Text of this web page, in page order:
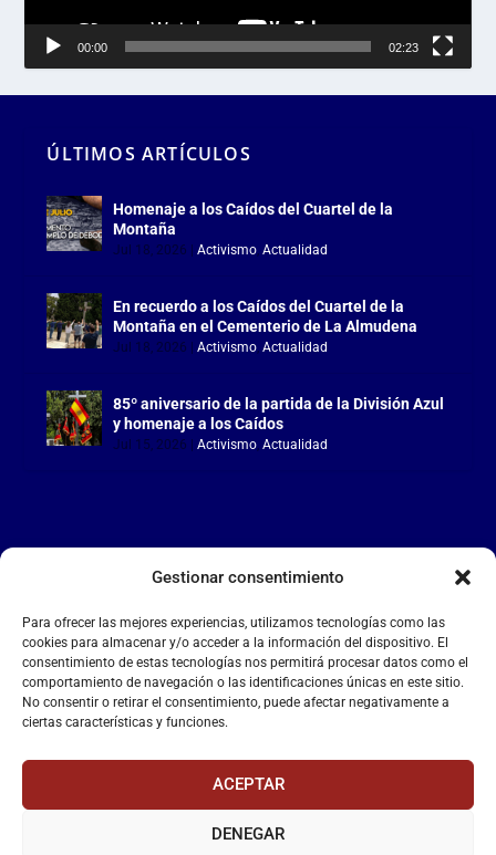
Gestionar consentimiento
Para ofrecer las mejores experiencias, utilizamos tecnologías como las
cookies para almacenar y/o acceder a la información del dispositivo. El
consentimiento de estas tecnologías nos permitirá procesar datos como el
comportamiento de navegación o las identificaciones únicas en este sitio.
No consentir o retirar el consentimiento, puede afectar negativamente a
ciertas características y funciones.
ACEPTAR
DENEGAR
00:00 02:23
ÚLTIMOS ARTÍCULOS
Homenaje a los Caídos del Cuartel de la
Montaña
Jul 18, 2026 |Activismo,Actualidad
En recuerdo a los Caídos del Cuartel de la
Montaña en el Cementerio de La Almudena
Jul 18, 2026 |Activismo,Actualidad
85º aniversario de la partida de la División Azul
y homenaje a los Caídos
Jul 15, 2026 |Activismo,Actualidad
LA FALANGE
Reproductor
de
vídeo